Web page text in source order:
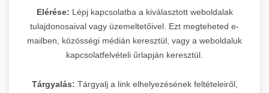
Elérése: Lépj kapcsolatba a kiválasztott weboldalak
tulajdonosaival vagy üzemeltetőivel. Ezt megteheted e-
mailben, közösségi médián keresztül, vagy a weboldaluk
kapcsolatfelvételi űrlapján keresztül.
Tárgyalás: Tárgyalj a link elhelyezésének feltételeiről,